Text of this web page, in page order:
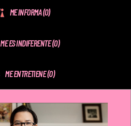
ME INFORMA(0)
ME ES INDIFERENTE(0)
ME ENTRETIENE(0)